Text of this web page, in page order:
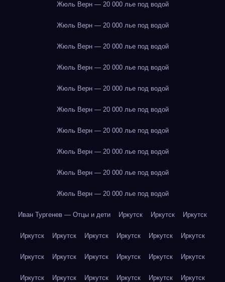
Жюль Верн — 20 000 лье под водой
Жюль Верн — 20 000 лье под водой
Жюль Верн — 20 000 лье под водой
Жюль Верн — 20 000 лье под водой
Жюль Верн — 20 000 лье под водой
Жюль Верн — 20 000 лье под водой
Жюль Верн — 20 000 лье под водой
Жюль Верн — 20 000 лье под водой
Жюль Верн — 20 000 лье под водой
Жюль Верн — 20 000 лье под водой
Иван Тургенев — Отцы и дети Иркутск Иркутск Иркутск
Иркутск Иркутск Иркутск Иркутск Иркутск Иркутск
Иркутск Иркутск Иркутск Иркутск Иркутск Иркутск
Иркутск Иркутск Иркутск Иркутск Иркутск Иркутск